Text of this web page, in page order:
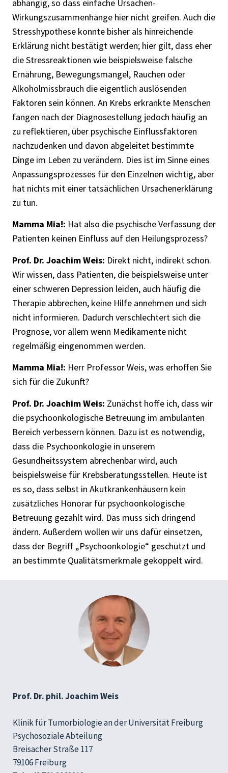
abhängig, so dass einfache Ursachen-
Wirkungszusammenhänge hier nicht greifen. Auch die
Stresshypothese konnte bisher als hinreichende
Erklärung nicht bestätigt werden; hier gilt, dass eher
die Stressreaktionen wie beispielsweise falsche
Ernährung, Bewegungsmangel, Rauchen oder
Alkoholmissbrauch die eigentlich auslösenden
Faktoren sein können. An Krebs erkrankte Menschen
fangen nach der Diagnosestellung jedoch häufig an
zu reflektieren, über psychische Einflussfaktoren
nachzudenken und davon abgeleitet bestimmte
Dinge im Leben zu verändern. Dies ist im Sinne eines
Anpassungsprozesses für den Einzelnen wichtig, aber
hat nichts mit einer tatsächlichen Ursachenerklärung
zu tun.
Mamma Mia!: Hat also die psychische Verfassung der
Patienten keinen Einfluss auf den Heilungsprozess?
Prof. Dr. Joachim Weis: Direkt nicht, indirekt schon.
Wir wissen, dass Patienten, die beispielsweise unter
einer schweren Depression leiden, auch häufig die
Therapie abbrechen, keine Hilfe annehmen und sich
nicht informieren. Dadurch verschlechtert sich die
Prognose, vor allem wenn Medikamente nicht
regelmäßig eingenommen werden.
Mamma Mia!: Herr Professor Weis, was erhoffen Sie
sich für die Zukunft?
Prof. Dr. Joachim Weis: Zunächst hoffe ich, dass wir
die psychoonkologische Betreuung im ambulanten
Bereich verbessern können. Dazu ist es notwendig,
dass die Psychoonkologie in unserem
Gesundheitssystem abrechenbar wird, auch
beispielsweise für Krebsberatungsstellen. Heute ist
es so, dass selbst in Akutkrankenhäusern kein
zusätzliches Honorar für psychoonkologische
Betreuung gezahlt wird. Das muss sich dringend
ändern. Außerdem wollen wir uns dafür einsetzen,
dass der Begriff „Psychoonkologie“ geschützt und
an bestimmte Qualitätsmerkmale gekoppelt wird.
Prof. Dr. phil. Joachim Weis
Klinik für Tumorbiologie an der Universität Freiburg
Psychosoziale Abteilung
Breisacher Straße 117
79106 Freiburg